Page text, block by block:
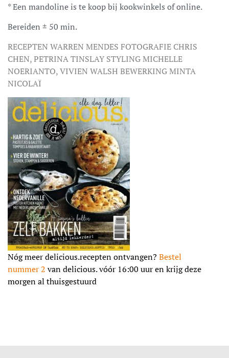
* Een mandoline is te koop bij kookwinkels of online.
Bereiden ± 50 min.
RECEPTEN WARREN MENDES FOTOGRAFIE CHRIS
CHEN, PETRINA TINSLAY STYLING MICHELLE
NOERIANTO, VIVIEN WALSH BEWERKING MINTA
NICOLAÏ
Nóg meer delicious.recepten ontvangen? Bestel
nummer 2 van delicious. vóór 16:00 uur en krijg deze
morgen al thuisgestuurd